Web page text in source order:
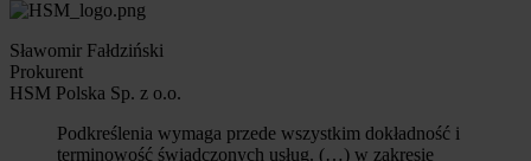
Sławomir Fałdziński
Prokurent
HSM Polska Sp. z o.o.
Podkreślenia wymaga przede wszystkim dokładność i
terminowość świadczonych usług. (…) w zakresie